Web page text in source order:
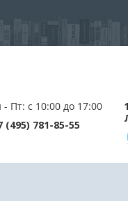
- Пт: с 10:00 до 17:00
(495) 781-85-55